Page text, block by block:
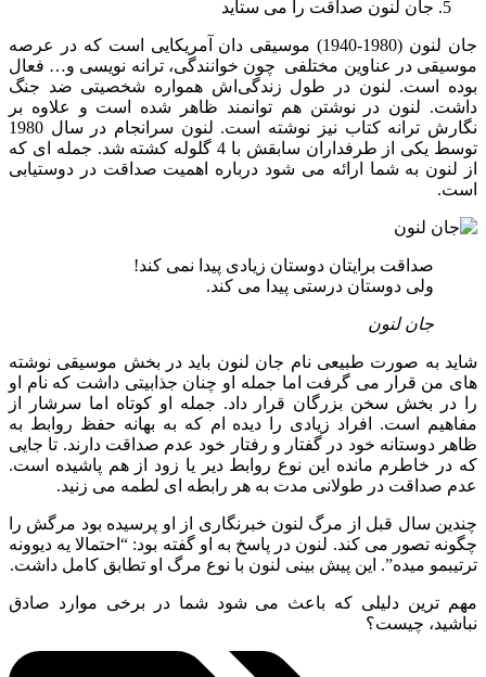
جان لنون صداقت را می ستاید
جان لنون (1980-1940) موسیقی دان آمریکایی است که در عرصه
موسیقی در عناوین مختلفی چون خوانندگی، ترانه نویسی و… فعال
بوده است. لنون در طول زندگی‌اش همواره شخصیتی ضد جنگ
داشت. لنون در نوشتن هم توانمند ظاهر شده است و علاوه بر
نگارش ترانه کتاب نیز نوشته است. لنون سرانجام در سال 1980
توسط یکی از طرفداران سابقش با 4 گلوله کشته شد. جمله ای که
از لنون به شما ارائه می شود درباره اهمیت صداقت در دوستیابی
است.
صداقت برایتان دوستان زیادی پیدا نمی کند!
ولی دوستان درستی پیدا می کند.
جان لنون
شاید به صورت طبیعی نام جان لنون باید در بخش موسیقی نوشته
های من قرار می گرفت اما جمله او چنان جذابیتی داشت که نام او
را در بخش سخن بزرگان قرار داد. جمله او کوتاه اما سرشار از
مفاهیم است. افراد زیادی را دیده ام که به بهانه حفظ روابط به
ظاهر دوستانه خود در گفتار و رفتار خود عدم صداقت دارند. تا جایی
که در خاطرم مانده این نوع روابط دیر یا زود از هم پاشیده است.
عدم صداقت در طولانی مدت به هر رابطه ای لطمه می زنید.
چندین سال قبل از مرگ لنون خبرنگاری از او پرسیده بود مرگش را
چگونه تصور می کند. لنون در پاسخ به او گفته بود: “احتمالا یه دیوونه
ترتیبمو میده”. این پیش بینی لنون با نوع مرگ او تطابق کامل داشت.
مهم ترین دلیلی که باعث می شود شما در برخی موارد صادق
نباشید، چیست؟